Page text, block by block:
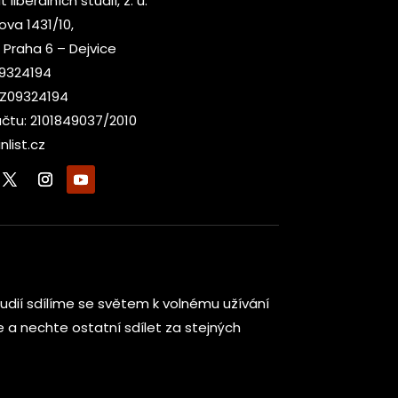
1431/10,
Praha 6 – Dejvice
2101849037/2010
sdílíme se světem k volnému užívání
a nechte ostatní sdílet za stejných